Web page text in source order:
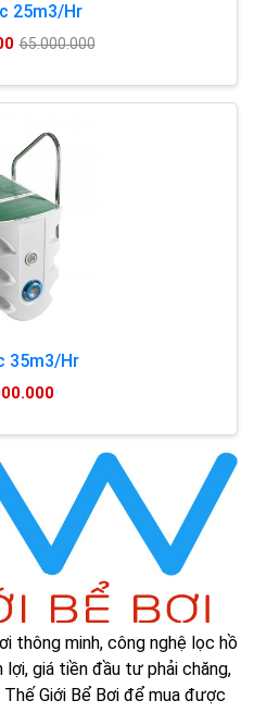
25m3/Hr
65.000.000
35m3/Hr
thông minh, công nghệ lọc hồ
giá tiền đầu tư phải chăng,
Giới Bể Bơi để mua được